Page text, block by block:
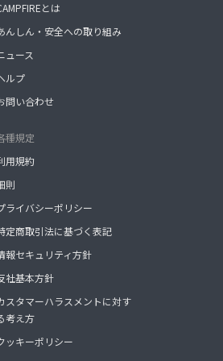
、レース戦略、強度設定、コ
ケア方法などセルフコーチ
ット参加（LINEオープンチ
随時受け付けており、メンバ
アバイクセッション（月
できるインドアバイクトレー
ト（不定期、参加費別途）
バー向けの練習会や交流イベ
ポート（希望者・別料金）
ッスン
とは
んしん・安全への取り組み
ュース
ルプ
問い合わせ
種規定
用規約
則
ライバシーポリシー
定商取引法に基づく表記
報セキュリティ方針
社基本方針
スタマーハラスメントに対す
考え方
ッキーポリシー